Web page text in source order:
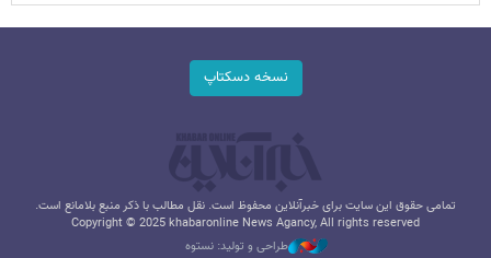
نسخه دسکتاپ
تمامی حقوق این سایت برای خبرآنلاین محفوظ است. نقل مطالب با ذکر منبع بلامانع است.
Copyright © 2025 khabaronline News Agancy, All rights reserved
طراحی و تولید: نستوه